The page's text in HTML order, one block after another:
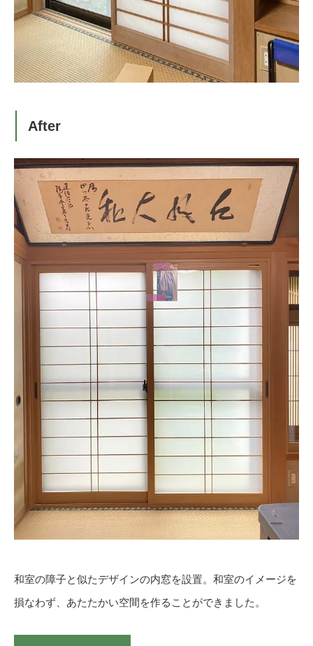
After
和室の障子と似たデザインの内窓を設置。和室のイメージを
損なわず、あたたかい空間を作ることができました。